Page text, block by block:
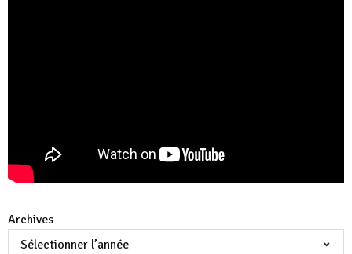
Archives